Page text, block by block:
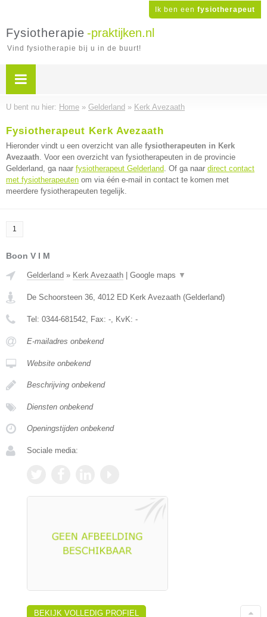
Ik ben een fysiotherapeut
Fysiotherapie -praktijken.nl
Vind fysiotherapie bij u in de buurt!
U bent nu hier: Home » Gelderland » Kerk Avezaath
Fysiotherapeut Kerk Avezaath
Hieronder vindt u een overzicht van alle fysiotherapeuten in Kerk
Avezaath. Voor een overzicht van fysiotherapeuten in de provincie
Gelderland, ga naar fysiotherapeut Gelderland. Of ga naar direct contact
met fysiotherapeuten om via één e-mail in contact te komen met
meerdere fysiotherapeuten tegelijk.
1
Boon V I M
Gelderland » Kerk Avezaath Google maps ▼
De Schoorsteen 36, 4012 ED Kerk Avezaath (Gelderland)
Tel: 0344-681542, Fax: -, KvK: -
E-mailadres onbekend
Website onbekend
Beschrijving onbekend
Diensten onbekend
Openingstijden onbekend
Sociale media:
BEKIJK VOLLEDIG PROFIEL